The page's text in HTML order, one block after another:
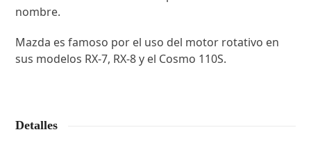
nombre.
Mazda es famoso por el uso del motor rotativo en
sus modelos RX-7, RX-8 y el Cosmo 110S.
Detalles